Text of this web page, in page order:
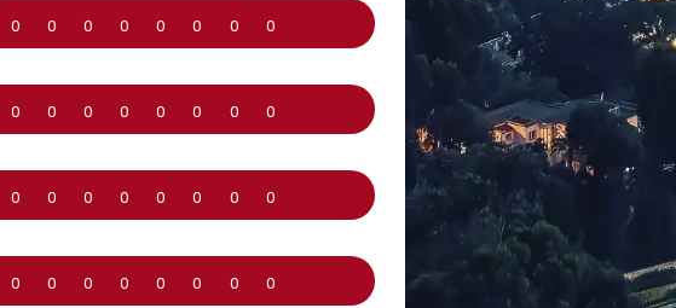
0 0 0 0 0 0 0 0
0 0 0 0 0 0 0 0
0 0 0 0 0 0 0 0
0 0 0 0 0 0 0 0